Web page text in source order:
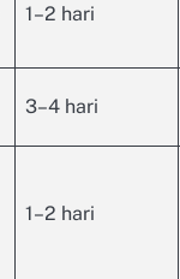
1–2 hari
3–4 hari
1–2 hari